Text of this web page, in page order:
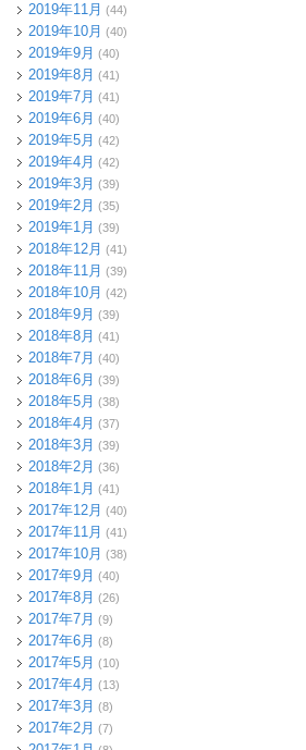
2019年11月 (44)
2019年10月 (40)
2019年9月 (40)
2019年8月 (41)
2019年7月 (41)
2019年6月 (40)
2019年5月 (42)
2019年4月 (42)
2019年3月 (39)
2019年2月 (35)
2019年1月 (39)
2018年12月 (41)
2018年11月 (39)
2018年10月 (42)
2018年9月 (39)
2018年8月 (41)
2018年7月 (40)
2018年6月 (39)
2018年5月 (38)
2018年4月 (37)
2018年3月 (39)
2018年2月 (36)
2018年1月 (41)
2017年12月 (40)
2017年11月 (41)
2017年10月 (38)
2017年9月 (40)
2017年8月 (26)
2017年7月 (9)
2017年6月 (8)
2017年5月 (10)
2017年4月 (13)
2017年3月 (8)
2017年2月 (7)